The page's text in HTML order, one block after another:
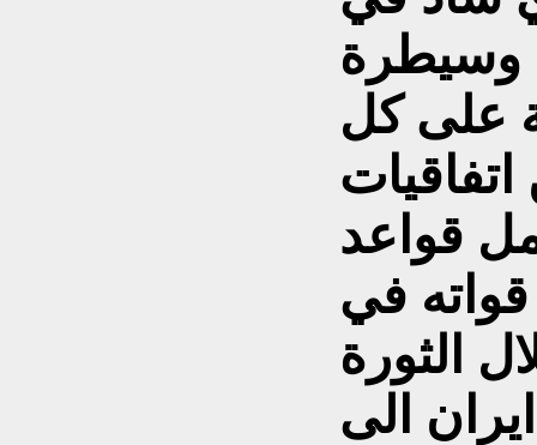
وسيطرة
على كل
قواعد
في
الثورة
الى